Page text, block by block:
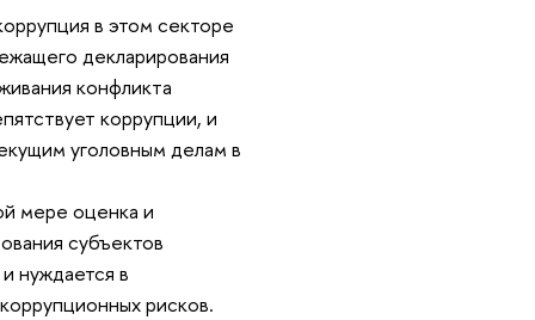
в этом секторе
декларирования
конфликта
коррупции, и
уголовным делам в
мере оценка и
субъектов
нуждается в
рисков.